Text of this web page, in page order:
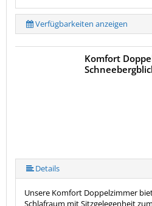
Verfügbarkeiten anzeigen
Komfort
Details
Unsere Komfort Doppelzimmer
Schlafraum mit Sitzgelegenheit